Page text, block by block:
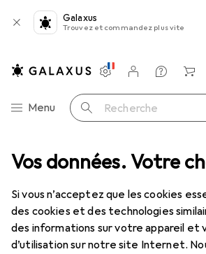
Vos données. Votre
Si vous n’acceptez que les cookies
des cookies et des technologies
des informations sur votre appareil
d’utilisation sur notre site Internet.
Galaxus
Trouvez et commandez plus vite
Navigation par catégorie
Menu Recherche
Paramètres
Compte client
Listes de comparaison
Listes d'envies
Panier
Clé à douille + douilles Koken Douille
KokenDouille 6
24 mm